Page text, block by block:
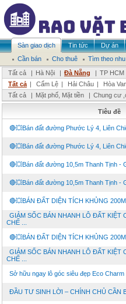
Sàn giao dịch Tin tức Dự án
Cần bán
Cho thuê
Tìm theo
Tất cả
| Hà Nội | Đà Nẵng | TP HCM
Tất cả | Cẩm Lệ | Hải Châu | Hòa
Tất cả
| Mặt phố, Mặt tiền | Chung cư
Tiêu đề
🔴💥Bán đất đường Phước Lý 4, Liên
🔴💥Bán đất đường Phước Lý 4, Liên
🔴💥Bán đất đường 10,5m Thanh Tịnh -
🔴💥Bán đất đường 10,5m Thanh Tịnh -
🔴💥BÁN ĐẤT DIỆN TÍCH KHỦNG
GIẢM SỐC BÁN NHANH LÔ ĐẤT KIỆT
CHẾ ...
🔴💥BÁN ĐẤT DIỆN TÍCH KHỦNG
GIẢM SỐC BÁN NHANH LÔ ĐẤT KIỆT
CHẾ ...
Sở hữu ngay lô góc siêu đẹp Eco Charm
ĐẦU TƯ SINH LỜI – CHÍNH CHỦ CẦN